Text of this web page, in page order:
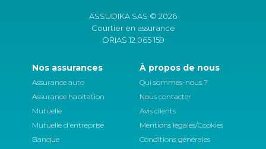
ASSUDIKA SAS © 2026
Courtier en assurance
ORIAS 12 065 159
Nos assurances
Assurance auto
Assurance habitation
Mutuelle
Mutuelle d'entreprise
Banque
À propos de nous
Qui sommes-nous ?
Nous contacter
Avis clients
Mentions légales/Cookies
Conditions générales